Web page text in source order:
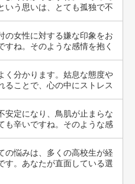
いう思いは、とても孤独で不
の女性に対する嫌な印象をお
すね。そのような感情を抱く
く分かります。姑息な態度や
ることで、心の中にストレス
安定になり、鳥肌が止まらな
も辛いですね。そのような感
の悩みは、多くの高校生が経
す。あなたが直面している選